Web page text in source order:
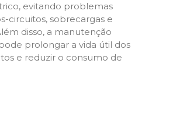
evitando problemas
circuitos, sobrecargas e
disso, a manutenção
prolongar a vida útil dos
e reduzir o consumo de